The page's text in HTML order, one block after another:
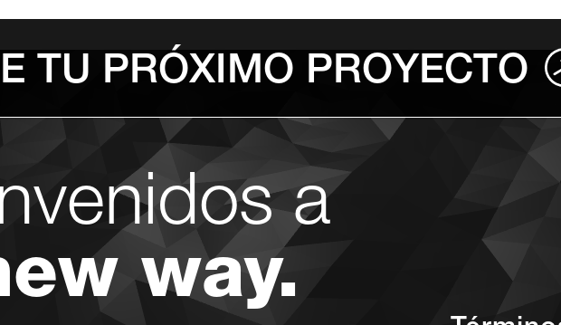
TU PRÓXIMO PROYECTO
a
way.